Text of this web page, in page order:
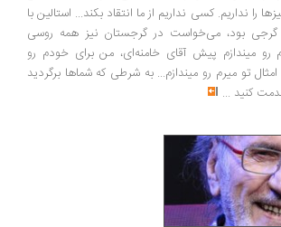
کسی نداریم از ما انتقاد بکند... استالین با
می‌خواست در گرجستان نیز همه روسی
پیش آقای خامنه‌ای، من برای خودم رو
میرم رو میندازم... به شرطی که شماها برگردید
...